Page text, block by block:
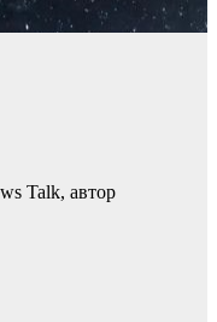
Talk, автор